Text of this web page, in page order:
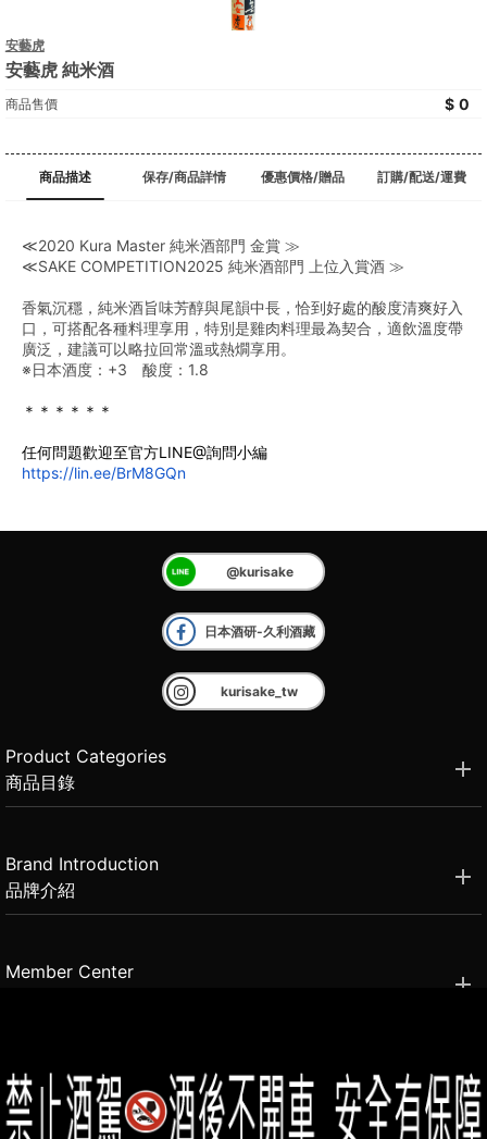
安藝虎
安藝虎 純米酒
商品售價 0
商品描述 保存/商品詳情 優惠價格/贈品 訂購/配送/運費
≪2020 Kura Master 純米酒部門 金賞 ≫
≪SAKE COMPETITION2025 純米酒部門 上位入賞酒 ≫
香氣沉穩，純米酒旨味芳醇與尾韻中長，恰到好處的酸度清爽好入
口，可搭配各種料理享用，特別是雞肉料理最為契合，適飲溫度帶
廣泛，建議可以略拉回常溫或熱燗享用。
※日本酒度：+3　酸度：1.8
＊＊＊＊＊＊
任何問題歡迎至官方LINE@詢問小編
https://lin.ee/BrM8GQn
@kurisake
日本酒研-久利酒藏
kurisake_tw
Product Categories
商品目錄
Brand Introduction
品牌介紹
Member Center
2021思橙國際有限公司 版權所有 禁止轉貼節錄 All rights reserved.